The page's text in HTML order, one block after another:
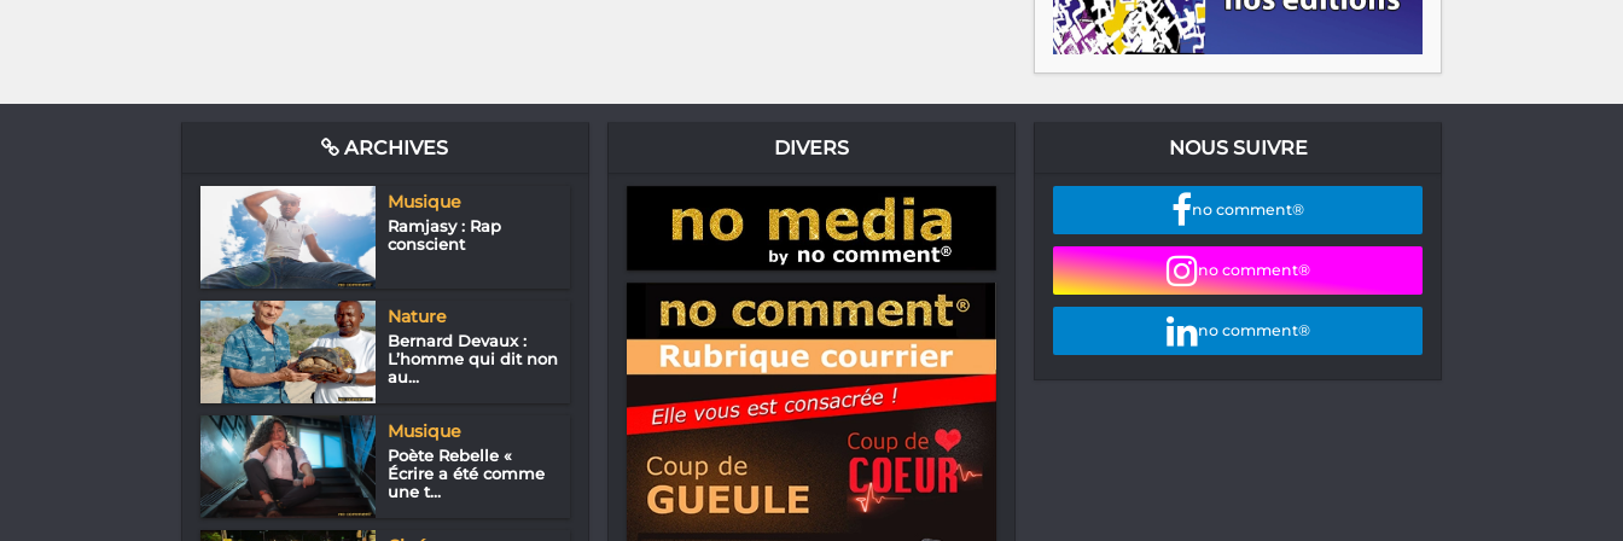
ARCHIVES
Musique
Ramjasy : Rap
conscient
Nature
Bernard Devaux :
L’homme qui dit non
au...
Musique
Poète Rebelle «
Écrire a été comme
une t...
DIVERS NOUS SUIVRE
no comment®
no comment®
no comment®